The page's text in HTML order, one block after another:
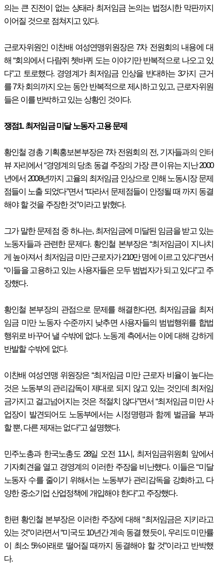
의는 큰 진전이 없는 상태라 최저임금 논의는 법정시한 막판까지
이어질 것으로 점쳐지고 있다.
근로자위원인 이찬배 여성연맹위원장은 7차 전원회의 내용에 대
해 “회의에서 다람쥐 쳇바퀴 도는 이야기만 반복적으로 나오고 있
다”고 토로했다. 경영계가 최저임금 인상을 반대하는 3가지 근거
를 7차 회의까지 오는 동안 반복적으로 제시하고 있고, 근로자위원
들은 이를 반박하고 있는 상황인 것이다.
쟁점1. 최저임금 미달 노동자 고용 문제
황인철 경총 기획홍보본부장은 7차 전원회의 전, 기자들과의 인터
뷰 자리에서 “경영계의 당초 동결 주장의 가장 큰 이유는 지난 2000
년에서 2008년까지 고율의 최저임금 인상으로 인해 노동시장 문제
점들이 노출 되었다”면서 “따라서 문제점들이 안정될 때 까지 동결
해야 할 것을 주장한 것”이라고 밝혔다.
그가 말한 문제점 중 하나는, 최저임금에 미달된 임금을 받고 있는
노동자들과 관련한 문제다. 황인철 본부장은 “최저임금이 지나치
게 높아져서 최저임금 미만 근로자가 210만 명에 이르고 있다”면서
“이들을 고용하고 있는 사용자들은 모두 범법자가 되고 있다”고 주
장했다.
황인철 본부장의 관점으로 문제를 해결한다면, 최저임금을 최저
임금 미만 노동자 수준까지 낮추면 사용자들의 범법행위를 합법
행위로 바꾸어 낼 수밖에 없다. 노동계 측에서는 이에 대해 강하게
반발할 수밖에 없다.
이찬배 여성연맹 위원장은 “최저임금 미만 근로자 비율이 높다는
것은 노동부의 관리감독이 제대로 되지 않고 있는 것인데 최저임
금가지고 걸고넘어지는 것은 적절치 않다”면서 “최저임금 미만 사
업장이 발견되어도 노동부에서는 시정명령과 함께 벌금을 부과
할 뿐, 다른 제재는 없다”고 설명했다.
민주노총과 한국노총도 28일 오전 11시, 최저임금위원회 앞에서
기자회견을 열고 경영계의 이러한 주장을 비난했다. 이들은 “미달
노동자 수를 줄이기 위해서는 노동부가 관리감독을 강화하고, 다
양한 중소기업 산업정책에 개입해야 한다”고 주장했다.
한편 황인철 본부장은 이러한 주장에 대해 “최저임금은 지키라고
있는 것”이라면서 “미국도 10년간 계속 동결 했듯이, 우리도 미만률
이 최소 5%아래로 떨어질 때까지 동결해야 할 것”이라고 반박했
다.